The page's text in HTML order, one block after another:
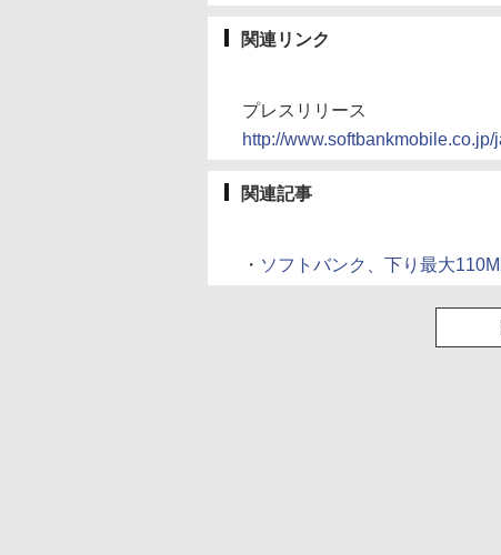
関連リンク
プレスリリース
http://
関連記事
・ ソフトバンク、下り最大